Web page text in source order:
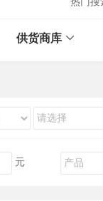
供货商库
元